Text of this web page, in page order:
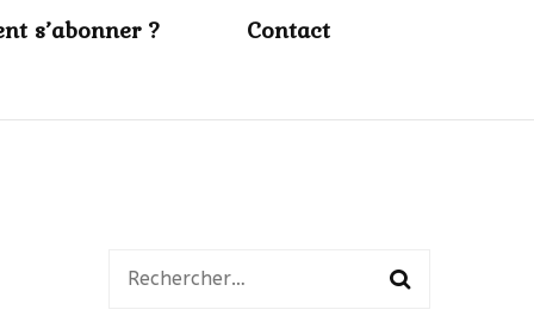
s’abonner ? Contact
Rechercher :